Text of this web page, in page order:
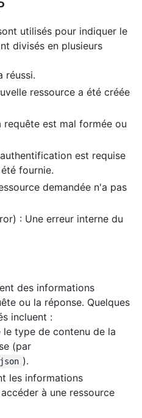
utilisés pour indiquer le
divisés en plusieurs
réussi.
ressource a été créée
requête est mal formée ou
est requise
fournie.
demandée n'a pas
: Une erreur interne du
des informations
ou la réponse. Quelques
incluent :
le type de contenu de la
(par
).
les informations
à une ressource